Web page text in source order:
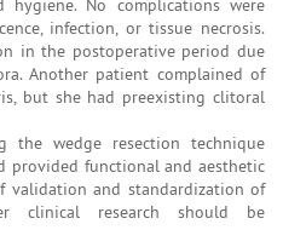
hygiene. No complications were
infection, or tissue necrosis.
in the postoperative period due
Another patient complained of
but she had preexisting clitoral
the wedge resection technique
provided functional and aesthetic
validation and standardization of
clinical research should be